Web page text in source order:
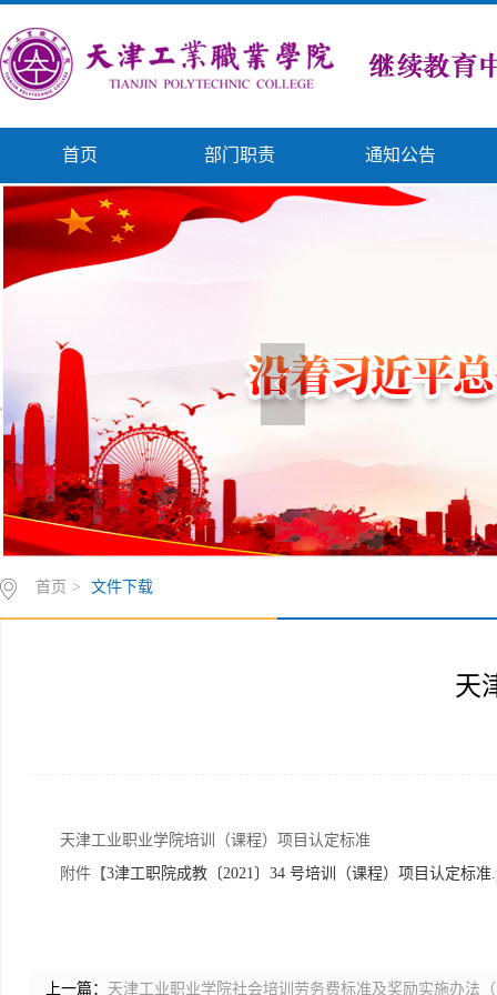
首页 部门职责 通知公告
首页 > 文件下载
天
天津工业职业学院培训（课程）项目认定标准
附件【3津工职院成教〔2021〕34 号培训（课程）项目认定标准
上一篇： 天津工业职业学院社会培训劳务费标准及奖励实施办法